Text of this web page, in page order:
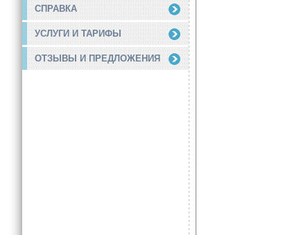
СПРАВКА
УСЛУГИ И ТАРИФЫ
ОТЗЫВЫ И ПРЕДЛОЖЕНИЯ